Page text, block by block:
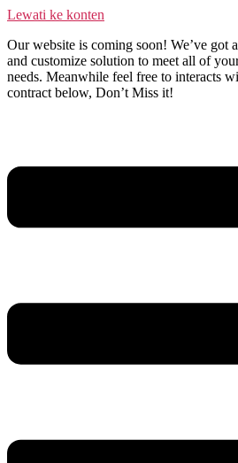
Lewati ke konten
Our website is coming soon! We’ve got
and customize solution to meet all of
needs. Meanwhile feel free to interacts
contract below, Don’t Miss it!